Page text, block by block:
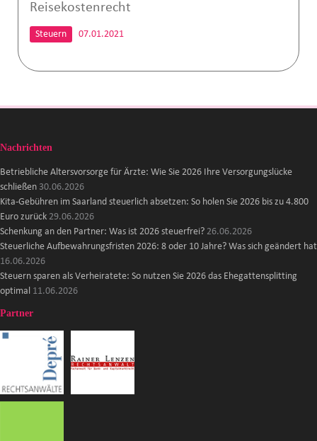
Reisekostenrecht
Steuern 07.01.2021
Nachrichten
Betriebliche Altersvorsorge für Ärzte: Wie Sie 2026 Ihre Versorgungslücke
schließen 30.06.2026
Kita-Gebühren im Saarland steuerlich absetzen: So holen Sie 2026 bis zu 4.800
Euro zurück 29.06.2026
Schenkung an den Partner: Was ist 2026 steuerfrei? 26.06.2026
Steuerliche Aufbewahrungsfristen 2026: 8 oder 10 Jahre? Was sich geändert hat
16.06.2026
Steuern sparen als Verheiratete: So nutzen Sie 2026 das Ehegattensplitting
optimal 11.06.2026
Partner